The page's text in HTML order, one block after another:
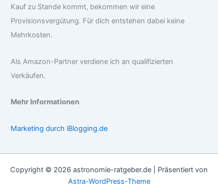
Kauf zu Stande kommt, bekommen wir eine
Provisionsvergütung. Für dich entstehen dabei keine
Mehrkosten.
Als Amazon-Partner verdiene ich an qualifizierten
Verkäufen.
Mehr Informationen
Marketing durch iBlogging.de
Copyright © 2026 astronomie-ratgeber.de | Präsentiert von
Astra-WordPress-Theme